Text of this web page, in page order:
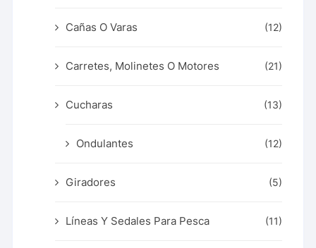
Cañas O Varas (12)
Carretes, Molinetes O Motores (21)
Cucharas (13)
Ondulantes (12)
Giradores (5)
Líneas Y Sedales Para Pesca (11)